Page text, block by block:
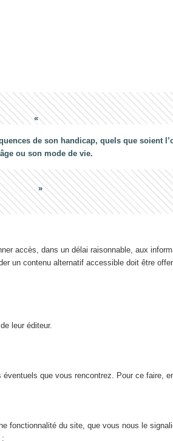
de son handicap, quels que soient
ou son mode de vie.
accès, dans un délai raisonnable, aux
un contenu alternatif accessible doit être
leur éditeur.
que vous rencontrez. Pour ce faire,
du site, que vous nous le
: